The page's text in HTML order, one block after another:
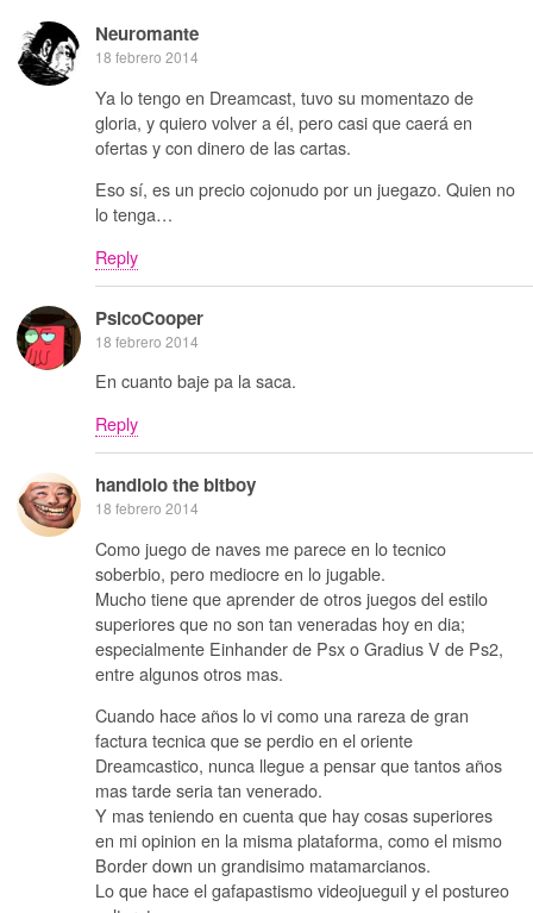
Neuromante
18 febrero 2014
Ya lo tengo en Dreamcast, tuvo su momentazo de
gloria, y quiero volver a él, pero casi que caerá en
ofertas y con dinero de las cartas.
Eso sí, es un precio cojonudo por un juegazo. Quien no
lo tenga…
Reply
PsicoCooper
18 febrero 2014
En cuanto baje pa la saca.
Reply
handlolo the bitboy
18 febrero 2014
Como juego de naves me parece en lo tecnico
soberbio, pero mediocre en lo jugable.
Mucho tiene que aprender de otros juegos del estilo
superiores que no son tan veneradas hoy en dia;
especialmente Einhander de Psx o Gradius V de Ps2,
entre algunos otros mas.
Cuando hace años lo vi como una rareza de gran
factura tecnica que se perdio en el oriente
Dreamcastico, nunca llegue a pensar que tantos años
mas tarde seria tan venerado.
Y mas teniendo en cuenta que hay cosas superiores
en mi opinion en la misma plataforma, como el mismo
Border down un grandisimo matamarcianos.
Lo que hace el gafapastismo videojueguil y el postureo